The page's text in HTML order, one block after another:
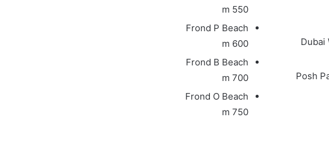
Dubai
Posh
550 m
Frond P Beach
600 m
Frond B Beach
700 m
Frond O Beach
750 m